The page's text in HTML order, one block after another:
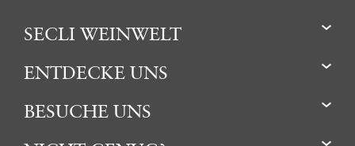
SECLI WEINWELT
ENTDECKE UNS
BESUCHE UNS